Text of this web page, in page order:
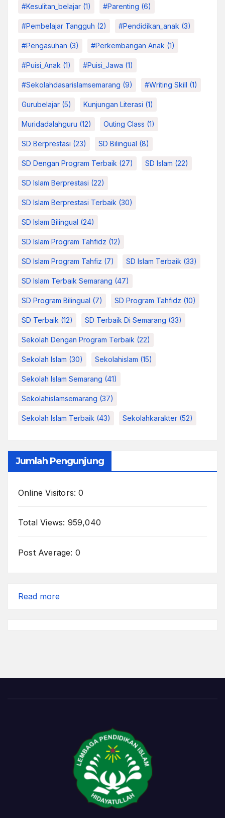
#kesulitan_belajar (1) #parenting (6)
#pembelajar Tangguh (2) #pendidikan_anak (3)
#pengasuhan (3) #Perkembangan Anak (1)
#Puisi_Anak (1) #Puisi_Jawa (1)
#sekolahdasarislamsemarang (9) #Writing Skill (1)
Gurubelajar (5) Kunjungan Literasi (1)
Muridadalahguru (12) Outing Class (1)
SD Berprestasi (23) SD Bilingual (8)
SD Dengan Program Terbaik (27) SD Islam (22)
SD Islam Berprestasi (22)
SD Islam Berprestasi Terbaik (30)
SD Islam Bilingual (24)
SD Islam Program Tahfidz (12)
SD Islam Program Tahfiz (7) SD Islam Terbaik (33)
SD Islam Terbaik Semarang (47)
SD Program Bilingual (7) SD Program Tahfidz (10)
SD Terbaik (12) SD Terbaik Di Semarang (33)
Sekolah Dengan Program Terbaik (22)
Sekolah Islam (30) Sekolahislam (15)
Sekolah Islam Semarang (41)
Sekolahislamsemarang (37)
Sekolah Islam Terbaik (43) Sekolahkarakter (52)
Jumlah Pengunjung
Online Visitors:0
Total Views: 959,040
Post Average: 0
Read more